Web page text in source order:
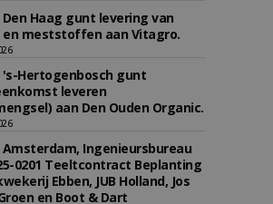
Haag gunt levering van
en meststoffen aan Vitagro.
's-Hertogenbosch gunt
leveren
aan Den Ouden Organic.
Ingenieursbureau
0201 Teeltcontract Beplanting
Ebben, JUB Holland, Jos
en Boot & Dart